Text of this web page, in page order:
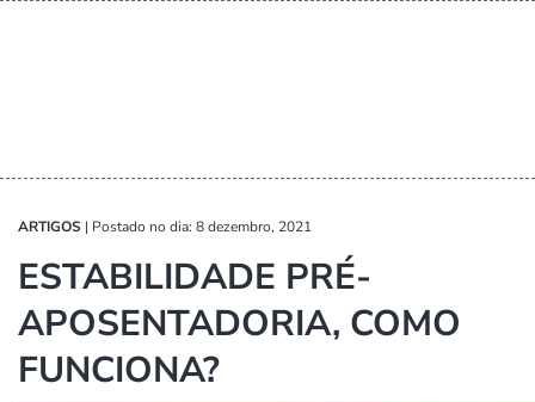
ARTIGOS | Postado no dia: 8 dezembro, 2021
ESTABILIDADE PRÉ-
APOSENTADORIA, COMO
FUNCIONA?